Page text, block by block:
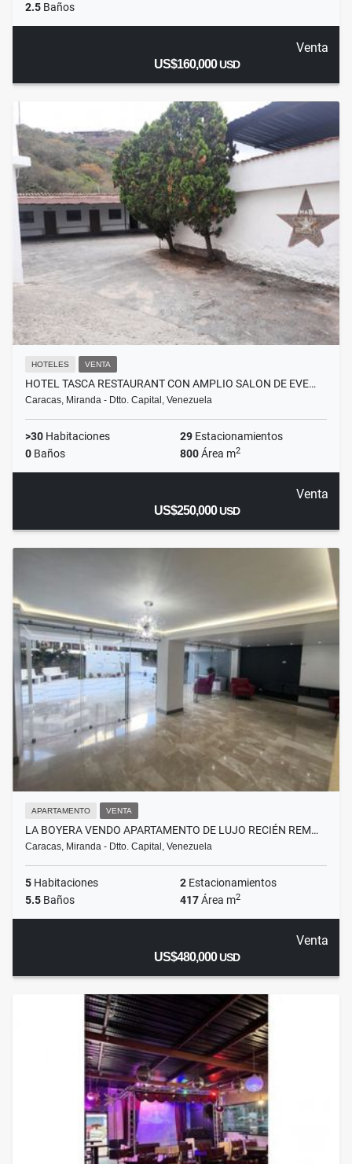
2.5 Baños
Venta
US$160,000USD
HOTELES VENTA
HOTEL TASCA RESTAURANT CON AMPLIO SALON DE EVE…
Caracas, Miranda - Dtto. Capital, Venezuela
>30 Habitaciones 29 Estacionamientos
0 Baños 800Área m2
Venta
US$250,000USD
APARTAMENTO VENTA
LA BOYERA VENDO APARTAMENTO DE LUJO RECIÉN REM…
Caracas, Miranda - Dtto. Capital, Venezuela
5 Habitaciones 2 Estacionamientos
5.5 Baños 417Área m2
Venta
US$480,000USD